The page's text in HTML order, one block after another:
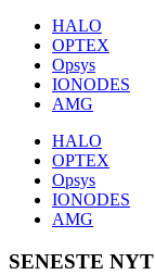
HALO
OPTEX
Opsys
IONODES
AMG
HALO
OPTEX
Opsys
IONODES
AMG
SENESTE NYT